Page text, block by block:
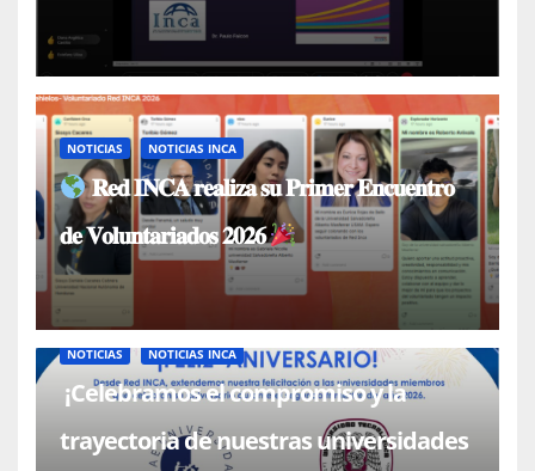
el Dr. Paulo Falcón
NOTICIAS NOTICIAS INCA
𝐑𝐞𝐝 𝐈𝐍𝐂𝐀 𝐫𝐞𝐚𝐥𝐢𝐳𝐚 𝐬𝐮 𝐏𝐫𝐢𝐦𝐞𝐫 𝐄𝐧𝐜𝐮𝐞𝐧𝐭𝐫𝐨
𝐝𝐞 𝐕𝐨𝐥𝐮𝐧𝐭𝐚𝐫𝐢𝐚𝐝𝐨𝐬 𝟐𝟎𝟐𝟔
NOTICIAS NOTICIAS INCA
¡Celebramos el compromiso y la
trayectoria de nuestras universidades